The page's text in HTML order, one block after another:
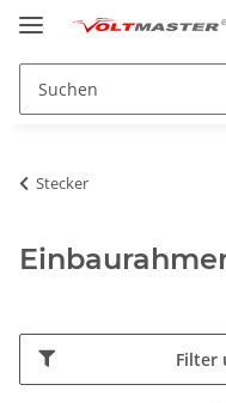
Stecker
Filter